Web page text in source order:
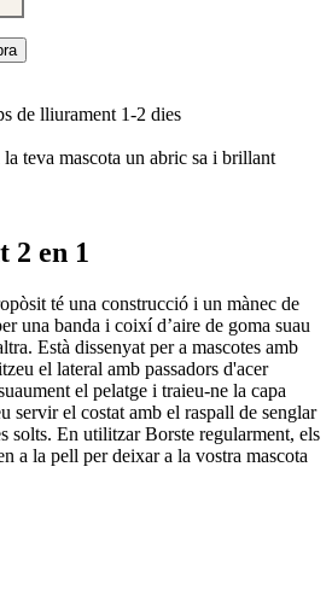
de lliurament 1-2 dies
teva mascota un abric sa i brillant
2 en 1
té una construcció i un mànec de
una banda i coixí d’aire de goma suau
Està dissenyat per a mascotes amb
el lateral amb passadors d'acer
el pelatge i traieu-ne la capa
servir el costat amb el raspall de senglar
solts. En utilitzar Borste regularment, els
a la pell per deixar a la vostra mascota